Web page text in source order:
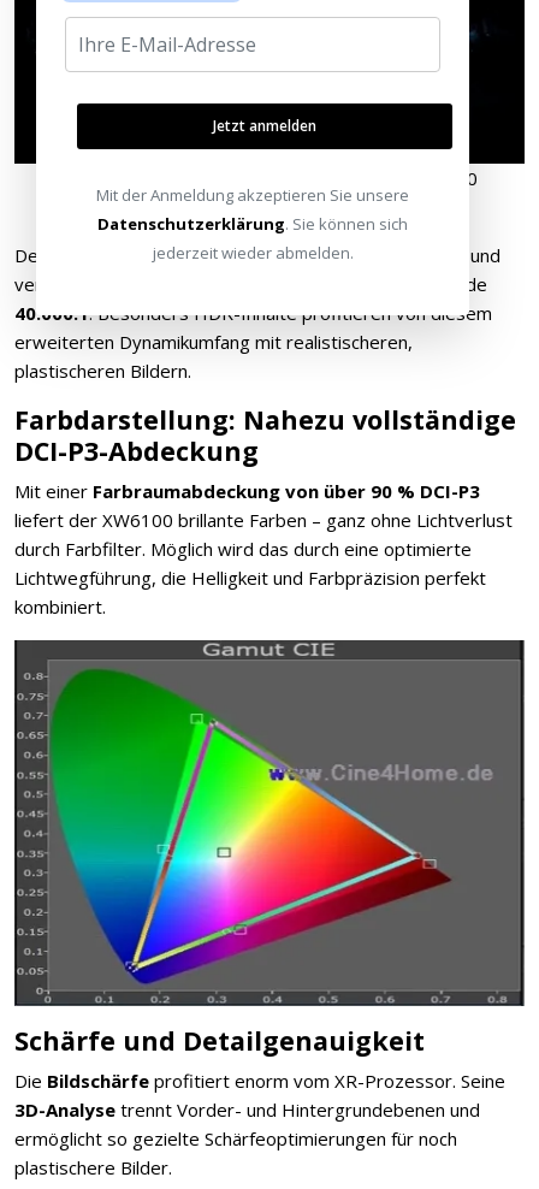
Besserer Schwarzwert und Kontrast des XW6100
gegenüber dem Vorgänger (XW7000)
Der
dynamische Kontraststeigt dank XR-Prozessor und
verbessertem Gamma-Management auf beeindruckende
40.000:1. Besonders HDR-Inhalte profitieren von diesem
erweiterten Dynamikumfang mit realistischeren,
plastischeren Bildern.
Farbdarstellung: Nahezu vollständige
DCI-P3-Abdeckung
Mit einer Farbraumabdeckung von über 90 % DCI-P3
liefert der XW6100 brillante Farben – ganz ohne Lichtverlust
durch Farbfilter. Möglich wird das durch eine optimierte
Lichtwegführung, die Helligkeit und Farbpräzision perfekt
kombiniert.
Schärfe und Detailgenauigkeit
Die Bildschärfe profitiert enorm vom XR-Prozessor. Seine
3D-Analyse trennt Vorder- und Hintergrundebenen und
ermöglicht so gezielte Schärfeoptimierungen für noch
plastischere Bilder.
Jetzt anmelden
Mit der Anmeldung akzeptieren Sie unsere
Datenschutzerklärung. Sie können sich
jederzeit wieder abmelden.